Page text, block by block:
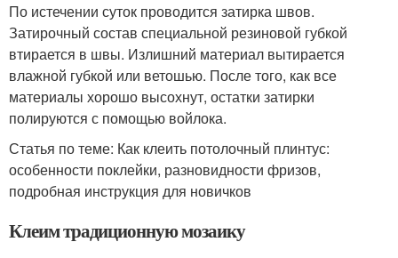
По истечении суток проводится затирка швов.
Затирочный состав специальной резиновой губкой
втирается в швы. Излишний материал вытирается
влажной губкой или ветошью. После того, как все
материалы хорошо высохнут, остатки затирки
полируются с помощью войлока.
Статья по теме: Как клеить потолочный плинтус:
особенности поклейки, разновидности фризов,
подробная инструкция для новичков
Клеим традиционную мозаику